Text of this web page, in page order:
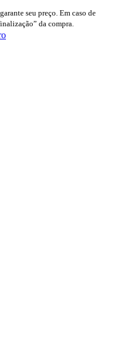
seu preço. Em caso de
da compra.